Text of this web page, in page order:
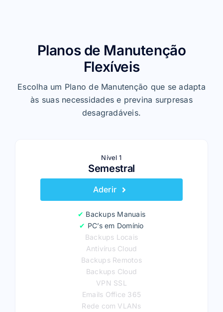
Planos de Manutenção
Flexíveis
Escolha um Plano de Manutenção que se adapta
às suas necessidades e previna surpresas
desagradáveis.
Nível 1
Semestral
Aderir
✔ Backups Manuais
✔ PC’s em Domínio
Backups Locais
Antivírus Cloud
Backups Remotos
Backups Cloud
VPN SSL
Emails Office 365
Rede com VLANs